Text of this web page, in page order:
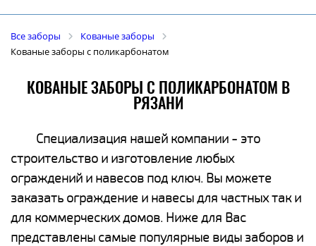
Все заборы
Кованые заборы
Кованые заборы с поликарбонатом
КОВАНЫЕ ЗАБОРЫ С ПОЛИКАРБОНАТОМ В
РЯЗАНИ
Специализация нашей компании - это
строительство и изготовление любых
ограждений и навесов под ключ. Вы можете
заказать ограждение и навесы для частных так и
для коммерческих домов. Ниже для Вас
представлены самые популярные виды заборов и